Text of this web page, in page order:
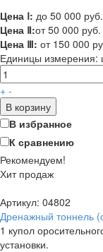
Цена Ⅰ: до 50 000 руб.
Цена Ⅱ:от 50 000
Цена Ⅲ: от 150 000
Единицы измерения:
+ -
В корзину
В избранное
К сравнению
Рекомендуем!
Хит продаж
Артикул: 04802
Дренажный тоннель
1 купол
установки.